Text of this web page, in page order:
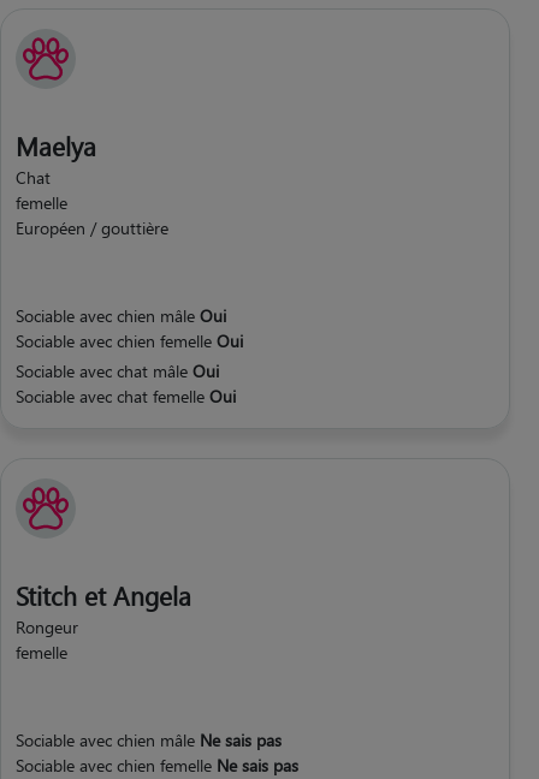
Maelya
Chat
femelle
Européen / gouttière
Sociable avec chien mâle Oui
Sociable avec chien femelle Oui
Sociable avec chat mâle Oui
Sociable avec chat femelle Oui
Stitch et Angela
Rongeur
femelle
Sociable avec chien mâle Ne sais pas
Sociable avec chien femelle Ne sais pas